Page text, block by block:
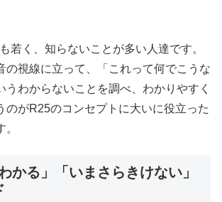
若く、知らないことが多い人達です。
の視線に立って、「これって何でこうな
うわからないことを調べ、わかりやすく
のがR25のコンセプトに大いに役立った
かる」「いまさらきけない」